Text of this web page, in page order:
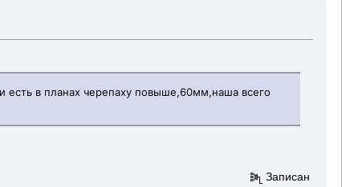
в планах черепаху повыше,60мм,наша всего
Записан